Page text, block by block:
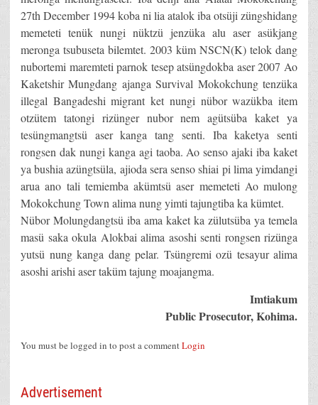
27th December 1994 koba ni lia atalok iba otsüji züngshidang
memeteti tenük nungi nüktzü jenzüka alu aser asükjang
meronga tsubuseta bilemtet. 2003 küm NSCN(K) telok dang
nubortemi maremteti parnok tesep atsüngdokba aser 2007 Ao
Kaketshir Mungdang ajanga Survival Mokokchung tenzüka
illegal Bangadeshi migrant ket nungi nübor wazükba item
otzütem tatongi rizünger nubor nem agütsüba kaket ya
tesüngmangtsü aser kanga tang senti. Iba kaketya senti
rongsen dak nungi kanga agi taoba. Ao senso ajaki iba kaket
ya bushia azüngtsüla, ajioda sera senso shiai pi lima yimdangi
arua ano tali temiemba akümtsü aser memeteti Ao mulong
Mokokchung Town alima nung yimti tajungtiba ka kümtet.
Nübor Molungdangtsü iba ama kaket ka zülutsüba ya temela
masü saka okula Alokbai alima asoshi senti rongsen rizünga
yutsü nung kanga dang pelar. Tsüngremi ozü tesayur alima
asoshi arishi aser taküm tajung moajangma.
Imtiakum
Public Prosecutor, Kohima.
You must be logged in to post a commentLogin
Advertisement